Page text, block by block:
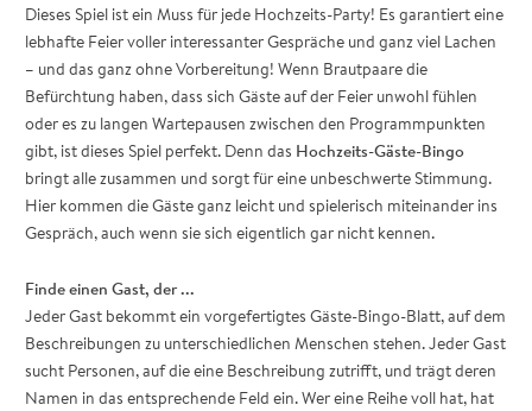
Dieses Spiel ist ein Muss für jede Hochzeits-Party! Es garantiert eine
lebhafte Feier voller interessanter Gespräche und ganz viel Lachen
– und das ganz ohne Vorbereitung! Wenn Brautpaare die
Befürchtung haben, dass sich Gäste auf der Feier unwohl fühlen
oder es zu langen Wartepausen zwischen den Programmpunkten
gibt, ist dieses Spiel perfekt. Denn das Hochzeits-Gäste-Bingo
bringt alle zusammen und sorgt für eine unbeschwerte Stimmung.
Hier kommen die Gäste ganz leicht und spielerisch miteinander ins
Gespräch, auch wenn sie sich eigentlich gar nicht kennen.
Finde einen Gast, der ...
Jeder Gast bekommt ein vorgefertigtes Gäste-Bingo-Blatt, auf dem
Beschreibungen zu unterschiedlichen Menschen stehen. Jeder Gast
sucht Personen, auf die eine Beschreibung zutrifft, und trägt deren
Namen in das entsprechende Feld ein. Wer eine Reihe voll hat, hat